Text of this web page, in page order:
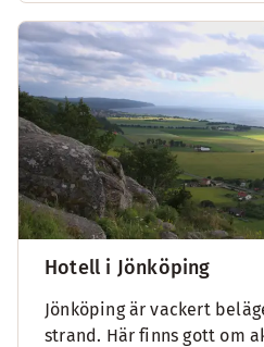
Hotell i Jönköping
Jönköping är vackert
strand. Här finns gott om